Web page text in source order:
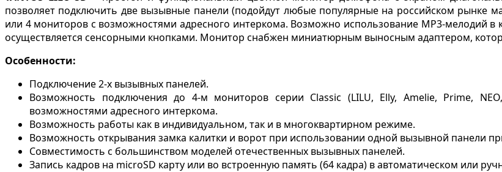
позволяет подключить две вызывные панели (подойдут любые популярные на российском рынке
или 4 мониторов c возможностями адресного интеркома. Возможно использование MP3-мелодий в
осуществляется сенсорными кнопками. Монитор снабжен миниатюрным выносным адаптером,
Особенности:
Подключение 2-х вызывных панелей.
Возможность подключения до 4-м мониторов серии Classic (LILU, Elly, Amelie, Prime,
возможностями адресного интеркома.
Возможность работы как в индивидуальном, так и в многоквартирном режиме.
Возможность открывания замка калитки и ворот при использовании одной вызывной панели
Совместимость с большинством моделей отечественных вызывных панелей.
Запись кадров на microSD карту или во встроенную память (64 кадра) в автоматическом или